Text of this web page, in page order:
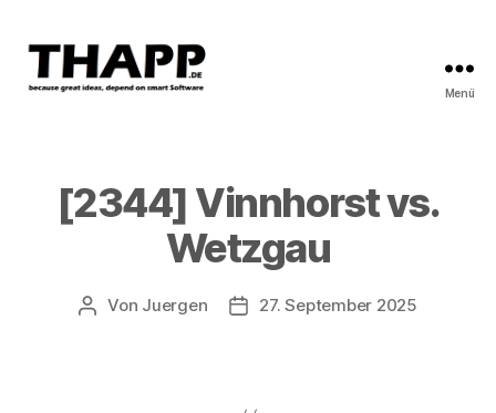
Menü
[2344] Vinnhorst vs.
Wetzgau
Beitragsautor
Von Juergen Beitragsdatum
27. September 2025